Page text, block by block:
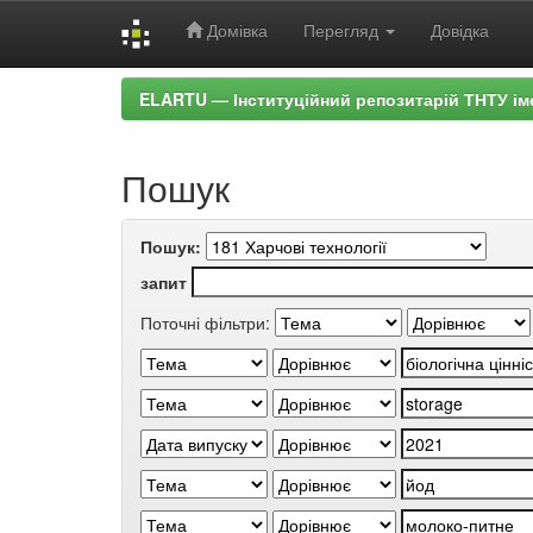
Домівка Перегляд Довідка
ELARTU — Інституційний репозитарій ТНТУ
Пошук
Пошук:
запит
Поточні фільтри: